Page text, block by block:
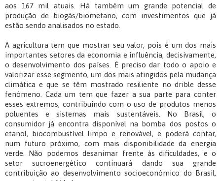
aos 167 mil atuais. Há também um grande potencial de
produção de biogás/biometano, com investimentos que já
estão sendo analisados no estado.
A agricultura tem que mostrar seu valor, pois é um dos mais
importantes setores da economia e influência, decisivamente,
o desenvolvimento dos países. É preciso dar todo o apoio e
valorizar esse segmento, um dos mais atingidos pela mudança
climática e que se têm mostrado resiliente no drible desse
fenômeno. Cada um tem que fazer a sua parte para conter
esses extremos, contribuindo com o uso de produtos menos
poluentes e sistemas mais sustentáveis. No Brasil, o
consumidor já encontra disponível na bomba dos postos o
etanol, biocombustível limpo e renovável, e poderá contar,
num futuro próximo, com mais disponibilidade da energia
verde. Não podemos desanimar frente às dificuldades, e o
setor sucroenergético continuará dando sua grande
contribuição ao desenvolvimento socioeconômico do Brasil,